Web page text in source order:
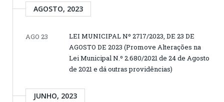
AGOSTO, 2023
AGO 23
LEI MUNICIPAL Nº 2717/2023, DE 23 DE
AGOSTO DE 2023 (Promove Alterações na
Lei Municipal N.º 2.680/2021 de 24 de Agosto
de 2021 e dá outras providências)
JUNHO, 2023